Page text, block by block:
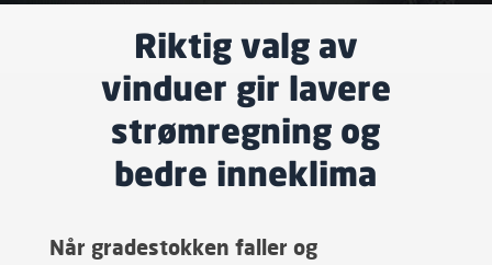
Riktig valg av
vinduer gir lavere
strømregning og
bedre inneklima
Når gradestokken faller og